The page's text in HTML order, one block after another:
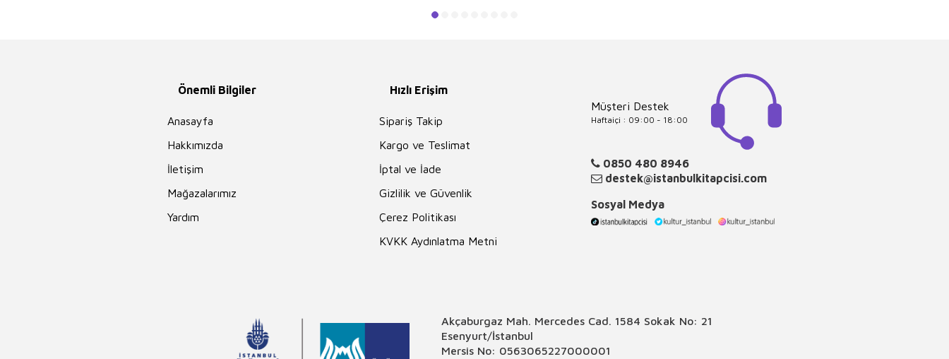
Önemli Bilgiler
Anasayfa
Hakkımızda
İletişim
Mağazalarımız
Yardım
Hızlı Erişim
Sipariş Takip
Kargo ve Teslimat
İptal ve İade
Gizlilik ve Güvenlik
Çerez Politikası
KVKK Aydınlatma Metni
Müşteri Destek
Haftaiçi : 09:00 - 18:00
0850 480 8946
destek@istanbulkitapcisi.com
Sosyal Medya
Akçaburgaz Mah. Mercedes Cad. 1584 Sokak No: 21
Esenyurt/İstanbul
Mersis No: 0563065227000001